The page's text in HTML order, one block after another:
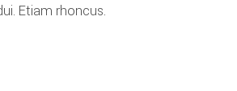
Etiam rhoncus.